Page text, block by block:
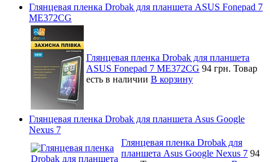
Глянцевая пленка Drobak для планшета ASUS Fonepad 7
ME372CG
Глянцевая пленка Drobak для планшета
ASUS Fonepad 7 ME372CG 94 грн. Товар
есть в наличии В корзину
Глянцевая пленка Drobak для планшета Asus Google
Nexus 7
Глянцевая пленка Drobak для
планшета Asus Google Nexus 7 94